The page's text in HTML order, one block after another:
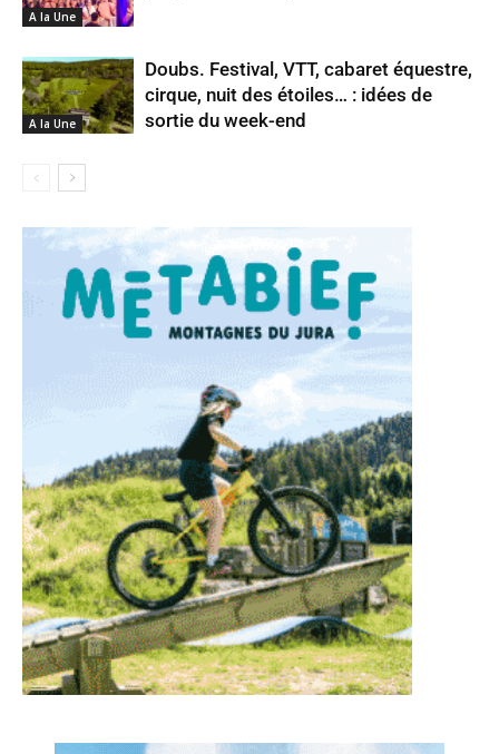
A la Une
A la Une
Doubs. Festival, VTT, cabaret équestre,
cirque, nuit des étoiles… : idées de
sortie du week-end